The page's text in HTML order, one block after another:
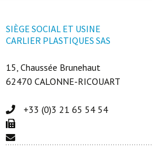
SIÈGE SOCIAL ET USINE
CARLIER PLASTIQUES SAS
15, Chaussée Brunehaut
62470 CALONNE-RICOUART
+33 (0)3 21 65 54 54